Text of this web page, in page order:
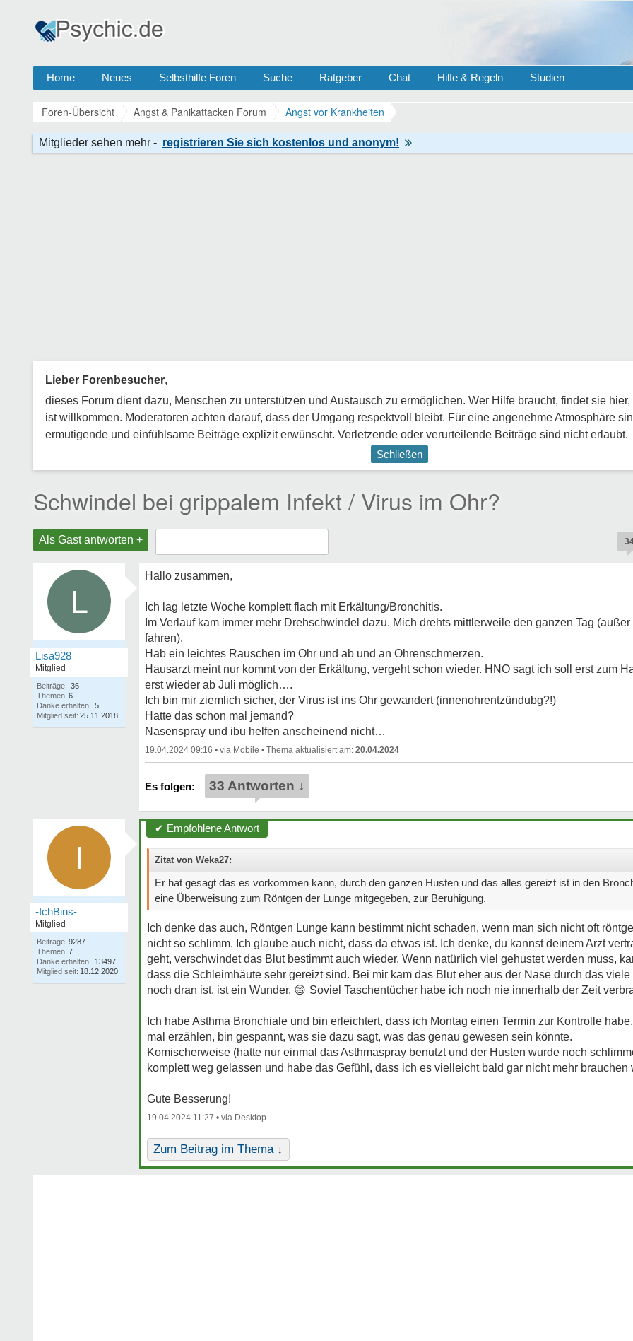
Home Neues Selbsthilfe Foren Suche Ratgeber Chat Hilfe & Regeln Studien
Foren-Übersicht Angst & Panikattacken Forum Angst vor Krankheiten
Lieber Forenbesucher,
dieses Forum dient dazu, Menschen zu unterstützen und Austausch zu ermöglichen. Wer Hilfe braucht, findet sie
ist willkommen. Moderatoren achten darauf, dass der Umgang respektvoll bleibt. Für eine angenehme Atmosphäre
ermutigende und einfühlsame Beiträge explizit erwünscht. Verletzende oder verurteilende Beiträge sind nicht erlaubt.
Schließen
Schwindel bei grippalem Infekt / Virus im Ohr?
Als Gast antworten +
L
Lisa928
Mitglied
Beiträge: 36
Themen: 6
Danke erhalten: 5
Mitglied seit: 25.11.2018
Hallo zusammen,
Ich lag letzte Woche komplett flach mit Erkältung/Bronchitis.
Im Verlauf kam immer mehr Drehschwindel dazu. Mich drehts mittlerweile den ganzen Tag
fahren).
Hab ein leichtes Rauschen im Ohr und ab und an Ohrenschmerzen.
Hausarzt meint nur kommt von der Erkältung, vergeht schon wieder. HNO sagt ich soll erst zum
erst wieder ab Juli möglich….
Ich bin mir ziemlich sicher, der Virus ist ins Ohr gewandert (innenohrentzündubg?!)
Hatte das schon mal jemand?
Nasenspray und ibu helfen anscheinend nicht…
19.04.2024 09:16 • • 20.04.2024
33 Antworten ↓
I
-IchBins-
Mitglied
Beiträge: 9287
Themen: 7
Danke erhalten: 13497
Mitglied seit: 18.12.2020
✔ Empfohlene Antwort
Zitat von Weka27:
Er hat gesagt das es vorkommen kann, durch den ganzen Husten und das alles gereizt ist in den
eine Überweisung zum Röntgen der Lunge mitgegeben, zur Beruhigung.
Ich denke das auch, Röntgen Lunge kann bestimmt nicht schaden, wenn man sich nicht oft
nicht so schlimm. Ich glaube auch nicht, dass da etwas ist. Ich denke, du kannst deinem Arzt
geht, verschwindet das Blut bestimmt auch wieder. Wenn natürlich viel gehustet werden muss,
dass die Schleimhäute sehr gereizt sind. Bei mir kam das Blut eher aus der Nase durch das
noch dran ist, ist ein Wunder. 😄 Soviel Taschentücher habe ich noch nie innerhalb der Zeit
Ich habe Asthma Bronchiale und bin erleichtert, dass ich Montag einen Termin zur Kontrolle
mal erzählen, bin gespannt, was sie dazu sagt, was das genau gewesen sein könnte.
Komischerweise (hatte nur einmal das Asthmaspray benutzt und der Husten wurde noch
komplett weg gelassen und habe das Gefühl, dass ich es vielleicht bald gar nicht mehr brauchen
Gute Besserung!
19.04.2024 11:27 •
Zum Beitrag im Thema ↓